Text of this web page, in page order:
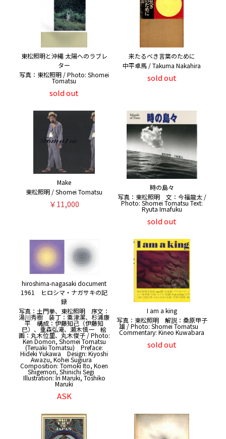
東松照明と沖縄 太陽へのラブレ
ター
写真：東松照明 / Photo: Shomei
Tomatsu
sold out
来たるべき言葉のために
中平卓馬 / Takuma Nakahira
sold out
Make
東松照明 / Shomei Tomatsu
￥11,000
時の島々
写真：東松照明 文：今福龍太 /
Photo: Shomei Tomatsu Text:
Ryuta Imafuku
sold out
hiroshima-nagasaki document
1961 ヒロシマ・ナガサキの記
録
写真：土門拳、東松照明 序文：
湯川秀樹 装丁：粟津潔、杉浦康
平 構成：伊藤知己（伊藤知
巳）、重森弘淹、瀬木慎一 絵
画：丸木位里、丸木俊子 / Photo:
Ken Domon, Shomei Tomatsu
(Teruaki Tomatsu) Preface:
Hideki Yukawa Design: Kiyoshi
Awazu, Kohei Sugiura
Composition: Tomoki Ito, Koen
Shigemori, Shinichi Segi
Illustration: Iri Maruki, Toshiko
Maruki
ASK
I am a king
写真：東松照明 解説：桑原甲子
雄 / Photo: Shomei Tomatsu
Commentary: Kineo Kuwabara
sold out